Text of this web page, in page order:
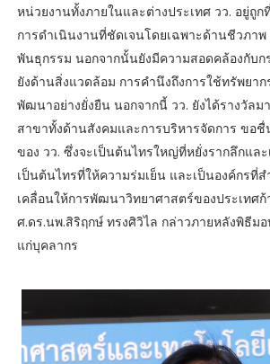
หน่วยงานทั้งภายในและต่างประเทศ วว. อยู่ถูก
การดำเนินงานที่ชัดเจนโดยเฉพาะด้านชีวภา
พันธุกรรม นอกจากนั้นยังมีความสอดคล้องกับก
ยังด้านสิ่งแวดล้อม การคำนึงถึงการใช้ทรัพยาก
พัฒนาอย่างยั่งยืน นอกจากนี้ วว. ยังได้รางวัลม
สาขาทั้งด้านสังคมและการบริหารจัดการ ขอ
ของ วว. ซึ่งจะเป็นต้นไทรใหญ่ที่หยั่งรากลึกและ
เป็นต้นไทรที่ให้ความร่มเย็น และเป็นองค์กรที่
เคลื่อนให้การพัฒนาวิทยาศาสตร์ของประเทศก้
ศ.ดร.นพ.สิริฤกษ์ ทรงศิวิไล กล่าวภายหลังพิธีม
แก่บุคลากร